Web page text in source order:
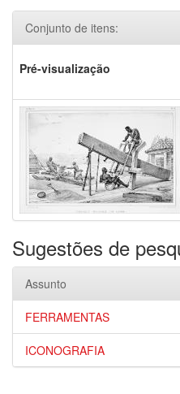
Conjunto de itens:
Pré-visualização
Sugestões de
Assunto
FERRAMENTAS
ICONOGRAFIA